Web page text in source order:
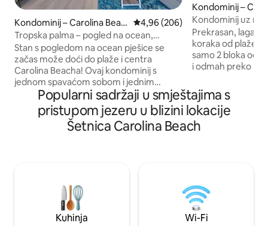
Kondominij – Carolina Beac
h
Prosječna ocjena: 4,96/5,
4,96 (206)
Tropska palma – pogled na ocean,
bazen, u samom srcu CB-a
Stan s pogledom na ocean pješice se
začas može doći do plaže i centra
Carolina Beacha! Ovaj kondominij s
jednom spavaćom sobom i jednim
kupatilom i WC-om ima privatni balkon s
pogledom na ocean i vatromet, potpuno
opremljenu kuhinju i udoban dnevni
povodom Dana sjećanja Molimo vas da
ne vozite vozila za golf na posjedu jer će
ona biti odvezena.
Kondominij –
h
Kondominij uz
su dobrodošli!
Prekrasan, lagan
koraka od plaže.
samo 2 bloka od
i odmah preko puta
od ulaznih vrata
Terasa je idealna
sunca uz šalicu
Posteljina i ručnici su
Popularni sadržaji u smještajima s
pristupom jezeru u blizini lokacije
Šetnica Carolina Beach
Kuhinja Wi-Fi